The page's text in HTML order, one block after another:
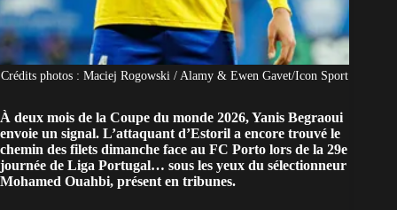
Crédits photos : Maciej Rogowski / Alamy & Ewen Gavet/Icon Sport
À deux mois de la Coupe du monde 2026, Yanis Begraoui
envoie un signal. L’attaquant d’Estoril a encore trouvé le
chemin des filets dimanche face au FC Porto lors de la 29e
journée de Liga Portugal… sous les yeux du sélectionneur
Mohamed Ouahbi, présent en tribunes.